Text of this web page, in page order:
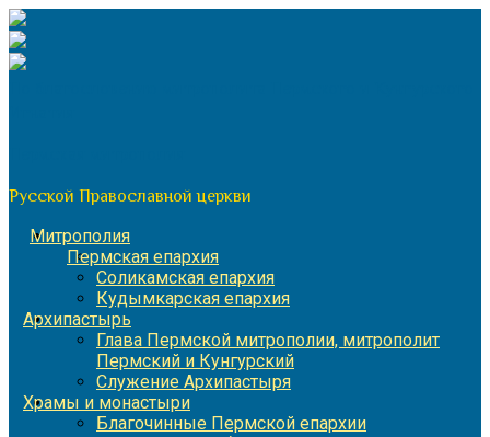
Перейти
к
содержимому
Русской Православной церкви
Митрополия
Пермская епархия
Соликамская епархия
Кудымкарская епархия
Архипастырь
Глава Пермской митрополии, митрополит
Пермский и Кунгурский
Служение Архипастыря
Храмы и монастыри
Благочинные Пермской епархии